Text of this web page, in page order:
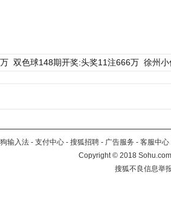
双色球148期开奖:头奖11注666万 徐州
输入法 - 支付中心 - 搜狐招聘 - 广告服务 - 客服中心
Copyright©2018
搜狐不良信息举